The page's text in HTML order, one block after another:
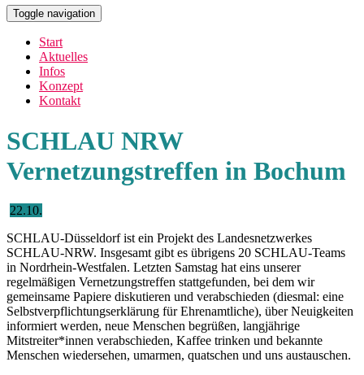
Toggle navigation
Start
Aktuelles
Infos
Konzept
Kontakt
SCHLAU NRW
Vernetzungstreffen in Bochum
22.10.
SCHLAU-Düsseldorf ist ein Projekt des Landesnetzwerkes
SCHLAU-NRW. Insgesamt gibt es übrigens 20 SCHLAU-Teams
in Nordrhein-Westfalen. Letzten Samstag hat eins unserer
regelmäßigen Vernetzungstreffen stattgefunden, bei dem wir
gemeinsame Papiere diskutieren und verabschieden (diesmal: eine
Selbstverpflichtungserklärung für Ehrenamtliche), über Neuigkeiten
informiert werden, neue Menschen begrüßen, langjährige
Mitstreiter*innen verabschieden, Kaffee trinken und bekannte
Menschen wiedersehen, umarmen, quatschen und uns austauschen.